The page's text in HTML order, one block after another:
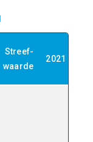
Streef-
waarde
2021